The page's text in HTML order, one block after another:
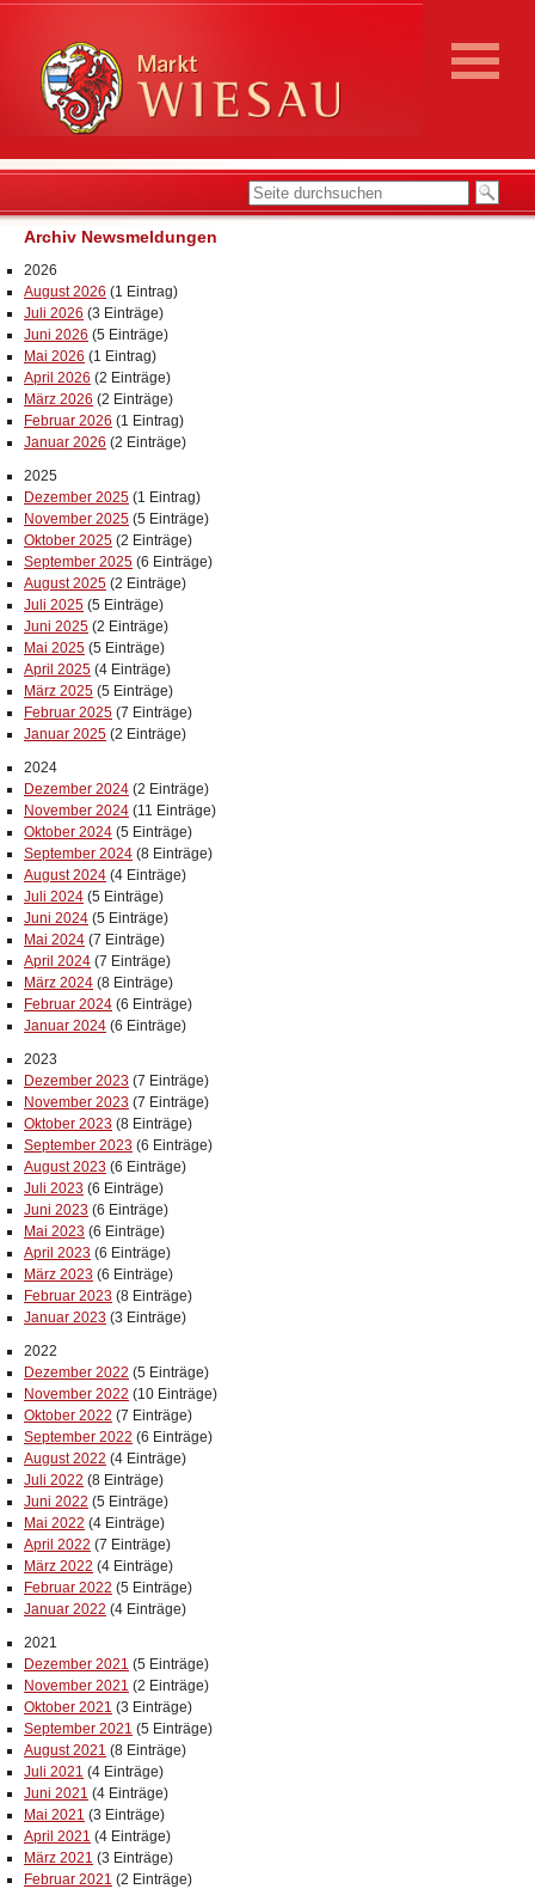
Archiv Newsmeldungen
2026
August 2026 (1 Eintrag)
Juli 2026 (3 Einträge)
Juni 2026 (5 Einträge)
Mai 2026 (1 Eintrag)
April 2026 (2 Einträge)
März 2026 (2 Einträge)
Februar 2026 (1 Eintrag)
Januar 2026 (2 Einträge)
2025
Dezember 2025 (1 Eintrag)
November 2025 (5 Einträge)
Oktober 2025 (2 Einträge)
September 2025 (6 Einträge)
August 2025 (2 Einträge)
Juli 2025 (5 Einträge)
Juni 2025 (2 Einträge)
Mai 2025 (5 Einträge)
April 2025 (4 Einträge)
März 2025 (5 Einträge)
Februar 2025 (7 Einträge)
Januar 2025 (2 Einträge)
2024
Dezember 2024 (2 Einträge)
November 2024 (11 Einträge)
Oktober 2024 (5 Einträge)
September 2024 (8 Einträge)
August 2024 (4 Einträge)
Juli 2024 (5 Einträge)
Juni 2024 (5 Einträge)
Mai 2024 (7 Einträge)
April 2024 (7 Einträge)
März 2024 (8 Einträge)
Februar 2024 (6 Einträge)
Januar 2024 (6 Einträge)
2023
Dezember 2023 (7 Einträge)
November 2023 (7 Einträge)
Oktober 2023 (8 Einträge)
September 2023 (6 Einträge)
August 2023 (6 Einträge)
Juli 2023 (6 Einträge)
Juni 2023 (6 Einträge)
Mai 2023 (6 Einträge)
April 2023 (6 Einträge)
März 2023 (6 Einträge)
Februar 2023 (8 Einträge)
Januar 2023 (3 Einträge)
2022
Dezember 2022 (5 Einträge)
November 2022 (10 Einträge)
Oktober 2022 (7 Einträge)
September 2022 (6 Einträge)
August 2022 (4 Einträge)
Juli 2022 (8 Einträge)
Juni 2022 (5 Einträge)
Mai 2022 (4 Einträge)
April 2022 (7 Einträge)
März 2022 (4 Einträge)
Februar 2022 (5 Einträge)
Januar 2022 (4 Einträge)
2021
Dezember 2021 (5 Einträge)
November 2021 (2 Einträge)
Oktober 2021 (3 Einträge)
September 2021 (5 Einträge)
August 2021 (8 Einträge)
Juli 2021 (4 Einträge)
Juni 2021 (4 Einträge)
Mai 2021 (3 Einträge)
April 2021 (4 Einträge)
März 2021 (3 Einträge)
Februar 2021 (2 Einträge)